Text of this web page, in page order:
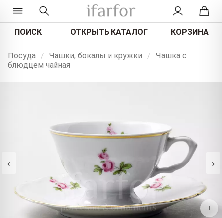
ПОИСК ОТКРЫТЬ КАТАЛОГ КОРЗИНА
Посуда / Чашки, бокалы и кружки / Чашка с
блюдцем чайная
‹ ›
+